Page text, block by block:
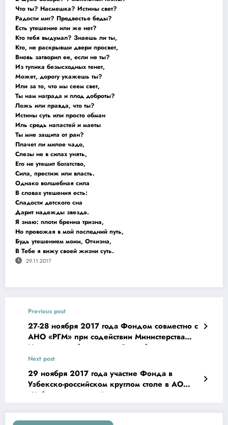
Что ты? Насмешка? Истины свет?
Радости миг? Предвестье беды?
Есть утешение или же нет?
Кто тебя выдумал? Знаешь ли ты,
Кто, не раскрывши двери просвет,
Вновь затворил ее, если не ты?
Из тупика безысходных тенет,
Может, дорогу укажешь ты?
Или за то, что мы сеем свет,
Ты нам награда и плод доброты?
Ложь или правда, что ты?
Истины суть или просто обман
Иль средь напастей и маеты
Ты мне защита от ран?
Плачет ли милое чадо,
Слезы не в силах унять,
Его не утешит богатство,
Сила, престиж или власть.
Однако волшебная сила
В словах утешения есть:
Сладости детского сна
Дарит надежды звезда.
Я знаю: плоти бренна тризна,
Но провожая в мой последний путь,
Будь утешением моим, Отчизна,
В Тебе я вижу своей жизни суть.
29.11.2017
Previous post
27-28 ноября 2017 года Фондом совместно с
АНО «РГМ» при содействии Министерства
Народного образования Республики
Узбекистан в г.Джизаке проведены
двухдневный семинар на тему: «Инновации
преподавания русского языка с
представлением лучших практик российской
Next post
29 ноября 2017 года участие Фонда в
Узбекско-российском круглом столе в АО
«Узбекистон темир йуллари»